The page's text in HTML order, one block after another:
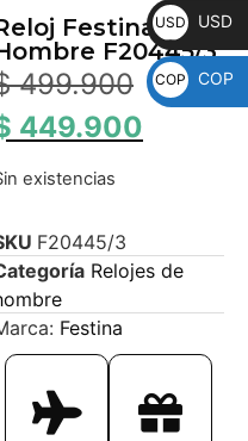
Festina
F20445/3
499.900
449.900
existencias
F20445/3
Relojes de
Festina
USD USD
COP COP